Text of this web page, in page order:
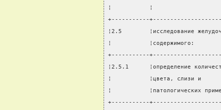
¦           ¦
+-----------
¦2.5        ¦исследование
¦
+-----------
¦2.5.1      ¦определение
¦           ¦цвета, слизи и
¦           ¦патологических
+-----------